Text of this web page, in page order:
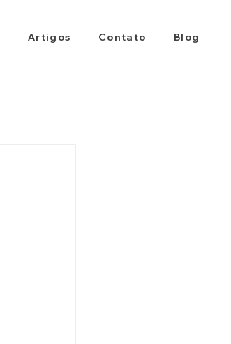
Artigos Contato Blog